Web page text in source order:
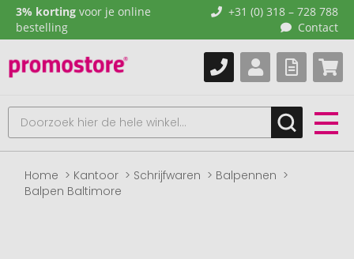
3% korting voor je online
bestelling
+31 (0) 318 – 728 788
Contact
Home Kantoor Schrijfwaren
Balpennen
Balpen Baltimore